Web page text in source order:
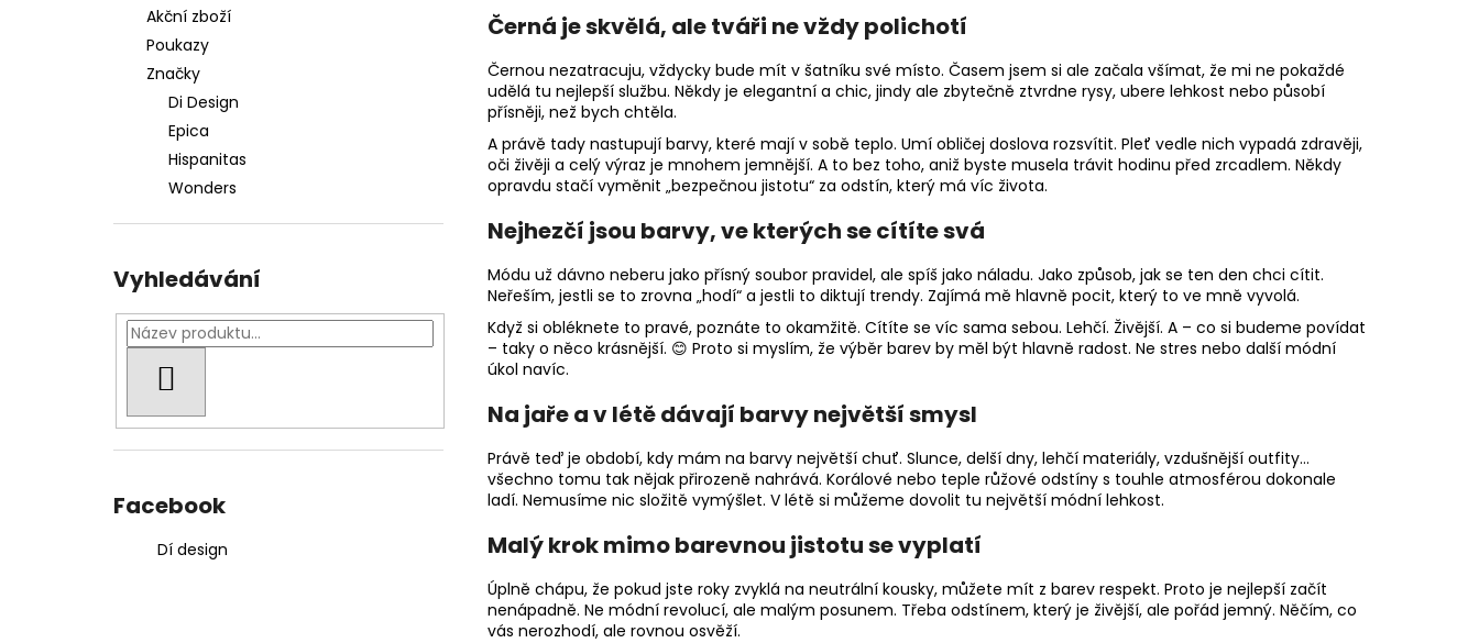
Akční zboží
Poukazy
Značky
Di Design
Epica
Hispanitas
Wonders
Vyhledávání
Facebook
Dí design
Černá je skvělá, ale tváři ne vždy polichotí
Černou nezatracuju, vždycky bude mít v šatníku své místo. Časem jsem si ale začala všímat, že mi ne pokaždé
udělá tu nejlepší službu. Někdy je elegantní a chic, jindy ale zbytečně ztvrdne rysy, ubere lehkost nebo působí
přísněji, než bych chtěla.
A právě tady nastupují barvy, které mají v sobě teplo. Umí obličej doslova rozsvítit. Pleť vedle nich vypadá zdravěji,
oči živěji a celý výraz je mnohem jemnější. A to bez toho, aniž byste musela trávit hodinu před zrcadlem. Někdy
opravdu stačí vyměnit „bezpečnou jistotu“ za odstín, který má víc života.
Nejhezčí jsou barvy, ve kterých se cítíte svá
Módu už dávno neberu jako přísný soubor pravidel, ale spíš jako náladu. Jako způsob, jak se ten den chci cítit.
Neřeším, jestli se to zrovna „hodí“ a jestli to diktují trendy. Zajímá mě hlavně pocit, který to ve mně vyvolá.
Když si obléknete to pravé, poznáte to okamžitě. Cítíte se víc sama sebou. Lehčí. Živější. A – co si budeme povídat
– taky o něco krásnější. 😊 Proto si myslím, že výběr barev by měl být hlavně radost. Ne stres nebo další módní
úkol navíc.
Na jaře a v létě dávají barvy největší smysl
Právě teď je období, kdy mám na barvy největší chuť. Slunce, delší dny, lehčí materiály, vzdušnější outfity…
všechno tomu tak nějak přirozeně nahrává. Korálové nebo teple růžové odstíny s touhle atmosférou dokonale
ladí. Nemusíme nic složitě vymýšlet. V létě si můžeme dovolit tu největší módní lehkost.
Malý krok mimo barevnou jistotu se vyplatí
Úplně chápu, že pokud jste roky zvyklá na neutrální kousky, můžete mít z barev respekt. Proto je nejlepší začít
nenápadně. Ne módní revolucí, ale malým posunem. Třeba odstínem, který je živější, ale pořád jemný. Něčím, co
vás nerozhodí, ale rovnou osvěží.